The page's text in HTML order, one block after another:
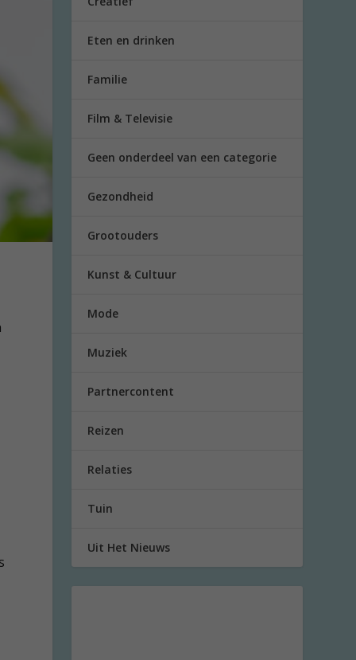
Eten en drinken
Familie
Film & Televisie
Geen onderdeel van een categorie
Gezondheid
Grootouders
Kunst & Cultuur
Mode
Muziek
Partnercontent
Reizen
Relaties
Tuin
Uit Het Nieuws